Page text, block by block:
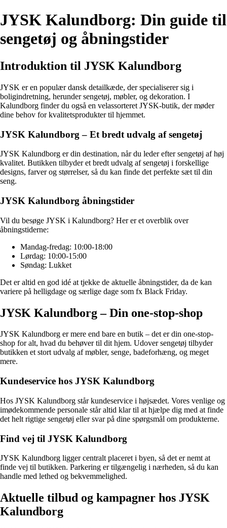
JYSK Kalundborg: Din guide til
sengetøj og åbningstider
Introduktion til JYSK Kalundborg
JYSK er en populær dansk detailkæde, der specialiserer sig i
boligindretning, herunder sengetøj, møbler, og dekoration. I
Kalundborg finder du også en velassorteret JYSK-butik, der møder
dine behov for kvalitetsprodukter til hjemmet.
JYSK Kalundborg – Et bredt udvalg af sengetøj
JYSK Kalundborg er din destination, når du leder efter sengetøj af høj
kvalitet. Butikken tilbyder et bredt udvalg af sengetøj i forskellige
designs, farver og størrelser, så du kan finde det perfekte sæt til din
seng.
JYSK Kalundborg åbningstider
Vil du besøge JYSK i Kalundborg? Her er et overblik over
åbningstiderne:
Mandag-fredag: 10:00-18:00
Lørdag: 10:00-15:00
Søndag: Lukket
Det er altid en god idé at tjekke de aktuelle åbningstider, da de kan
variere på helligdage og særlige dage som fx Black Friday.
JYSK Kalundborg – Din one-stop-shop
JYSK Kalundborg er mere end bare en butik – det er din one-stop-
shop for alt, hvad du behøver til dit hjem. Udover sengetøj tilbyder
butikken et stort udvalg af møbler, senge, badeforhæng, og meget
mere.
Kundeservice hos JYSK Kalundborg
Hos JYSK Kalundborg står kundeservice i højsædet. Vores venlige og
imødekommende personale står altid klar til at hjælpe dig med at finde
det helt rigtige sengetøj eller svar på dine spørgsmål om produkterne.
Find vej til JYSK Kalundborg
JYSK Kalundborg ligger centralt placeret i byen, så det er nemt at
finde vej til butikken. Parkering er tilgængelig i nærheden, så du kan
handle med lethed og bekvemmelighed.
Aktuelle tilbud og kampagner hos JYSK
Kalundborg